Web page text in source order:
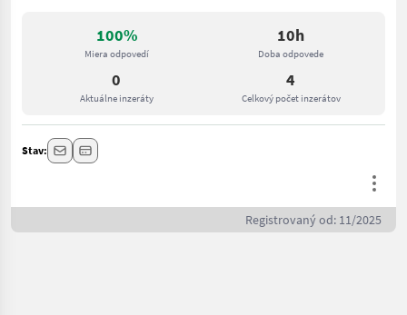
100%
Miera odpovedí
10h
Doba odpovede
0
Aktuálne inzeráty
4
Celkový počet inzerátov
Stav:
Registrovaný od: 11/2025